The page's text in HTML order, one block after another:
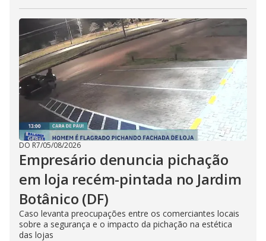
DO R7/05/08/2026
Empresário denuncia pichação
em loja recém-pintada no Jardim
Botânico (DF)
Caso levanta preocupações entre os comerciantes locais
sobre a segurança e o impacto da pichação na estética
das lojas